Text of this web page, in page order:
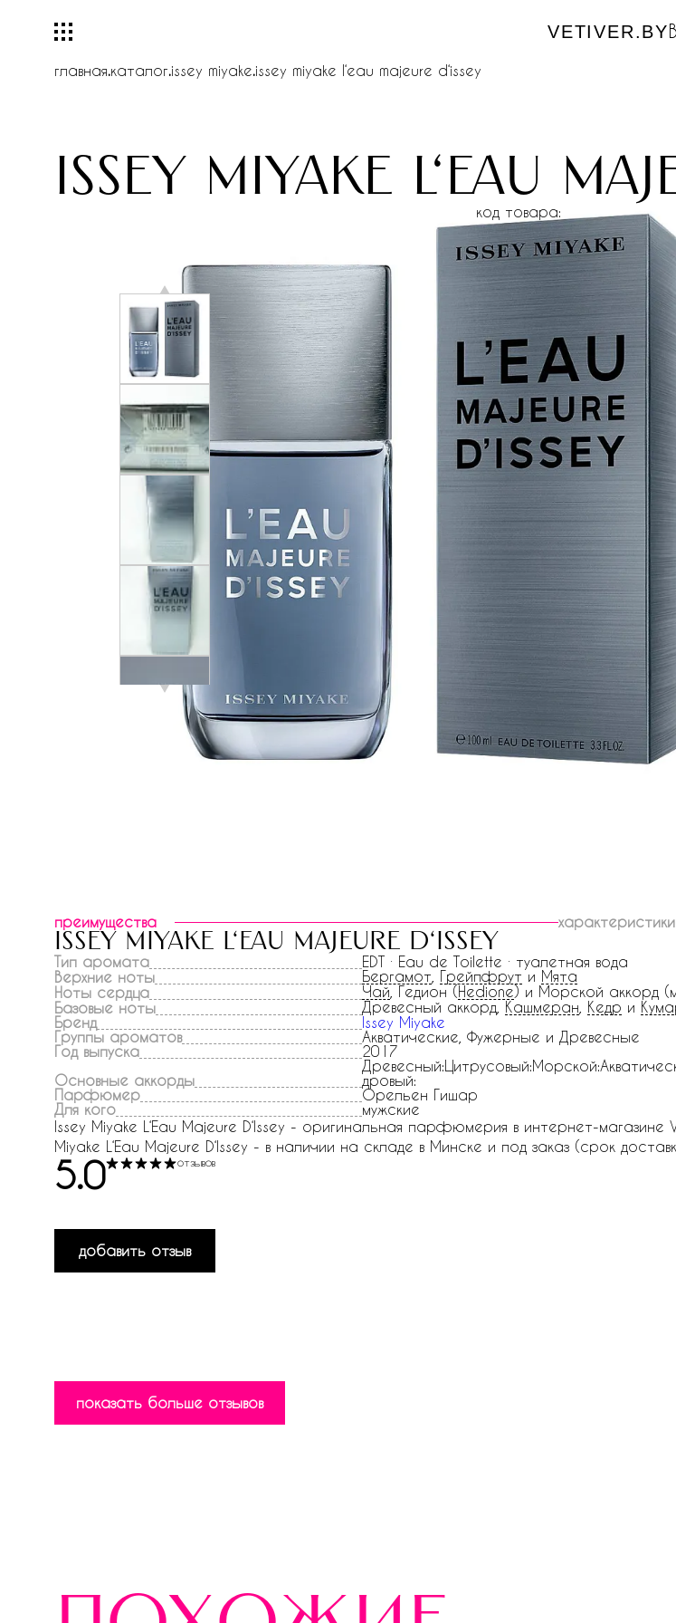
VETIVER.BY
главная.каталог.issey miyake.issey miyake l‘eau majeure d‘issey
issey miyake l‘eau
код товара:
преимущества характеристики
issey miyake l‘eau majeure d‘issey
Тип аромата
EDT · Eau de Toilette · туалетная вода
Верхние ноты
Бергамот Грейпфрут и Мята
Ноты сердца
Чай , Гедион (Hedione) и Морской аккорд
Базовые ноты
Древесный аккорд, Кашмеран Кедр и
Бренд
Issey Miyake
Группы ароматов
Акватические, Фужерные и Древесные
Год выпуска
2017
Основные аккорды
дровый:
Парфюмер
Орельен Гишар
Для кого
мужские
Issey Miyake L‘Eau Majeure D‘Issey - оригинальная парфюмерия в интернет-магазине
Miyake L‘Eau Majeure D‘Issey - в наличии на складе в Минске и под заказ (срок
5.0 отзывов
добавить отзыв
показать больше отзывов